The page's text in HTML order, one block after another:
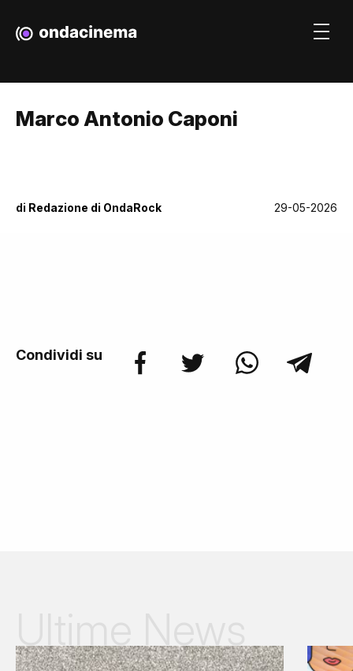
Marco Antonio Caponi
di Redazione di OndaRock 29-05-2026
Condividi su